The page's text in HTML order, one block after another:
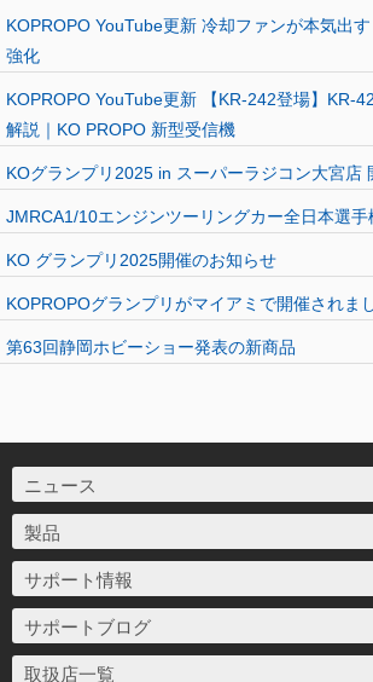
KOPROPO YouTube更新 冷却ファンが本気出
強化
KOPROPO YouTube更新 【KR-242登場】KR-
解説｜KO PROPO 新型受信機
KOグランプリ2025 in スーパーラジコン大宮店
JMRCA1/10エンジンツーリングカー全日本選手
KO グランプリ2025開催のお知らせ
KOPROPOグランプリがマイアミで開催されま
第63回静岡ホビーショー発表の新商品
ニュース
製品
サポート情報
サポートブログ
取扱店一覧